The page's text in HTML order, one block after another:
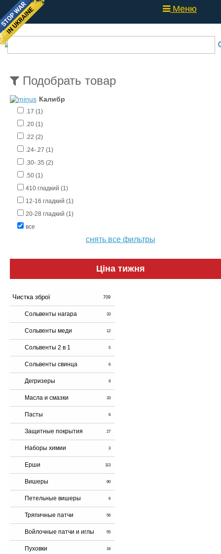
Меню
Подобрать товар
Калибр
.17 (1)
.20 (1)
.22 (2)
.24-.27 (1)
.30-.35 (2)
.50 (1)
410 гладкий (1)
12-16 гладкий (1)
20-28 гладкий (1)
все
снять все фильтры
Ціна тижня
Чистка зброї 709
Сольвенты нагара 33
Сольвенты меди 12
Сольвенты 2 в 1 5
Сольвенты свинца 6
Дегризеры 9
Масла и смазки 33
Пасты 6
Защитные покрытия 27
Наборы химии 3
Ерши 113
Вишеры 90
Петельные вишеры 6
Тряпичные патчи 56
Войлочные патчи и иглы 55
Пуховки 16